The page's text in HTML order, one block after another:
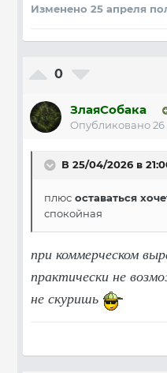
Изменено 25 апреля
0
ЗлаяСобака
Опубликовано
В 25/04/2026 в
плюс оставаться
спокойная
при коммерческом
практически не
не скуришь